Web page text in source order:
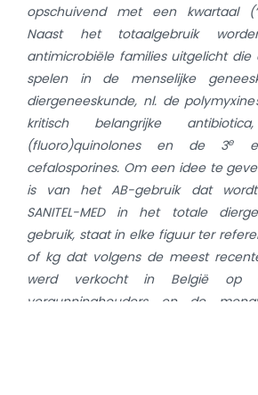
opschuivend met een kwartaal
Naast het totaalgebruik
antimicrobiële families uitgelicht die
spelen in de menselijke
diergeneeskunde, nl. de
kritisch belangrijke
(fluoro)quinolones en de 3e
cefalosporines. Om een idee te
is van het AB-gebruik dat
SANITEL-MED in het totale
gebruik, staat in elke figuur ter
of kg dat volgens de meest
werd verkocht in België op
vergunninghouders en de